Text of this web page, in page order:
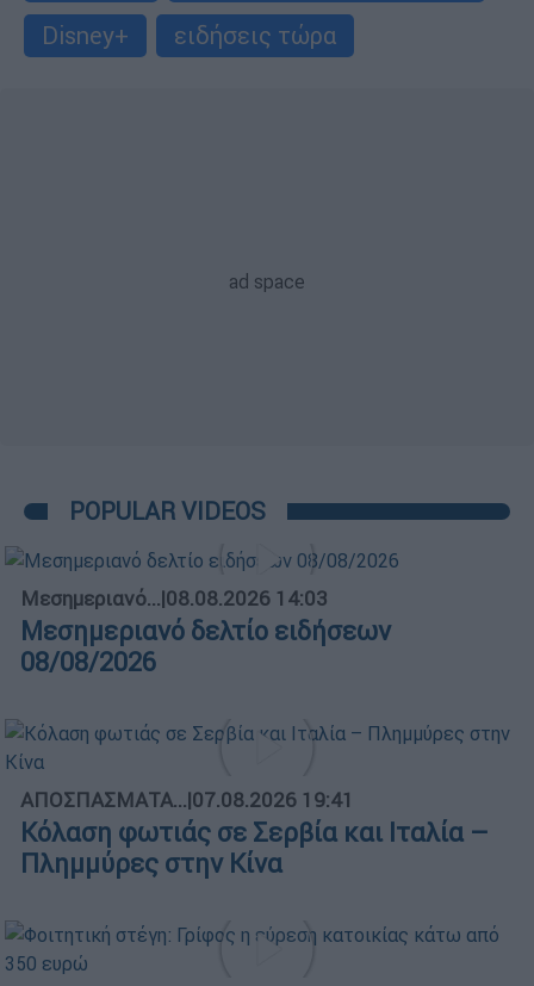
Disney+ ειδήσεις τώρα
POPULAR VIDEOS
Μεσημεριανό...|08.08.2026 14:03
Μεσημεριανό δελτίο ειδήσεων
08/08/2026
ΑΠΟΣΠΑΣΜΑΤΑ...|07.08.2026 19:41
Κόλαση φωτιάς σε Σερβία και Ιταλία –
Πλημμύρες στην Κίνα